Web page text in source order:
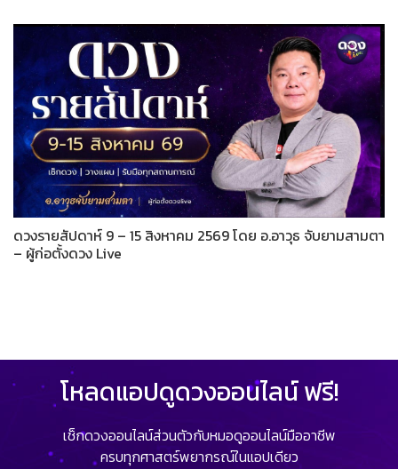
ดวงรายสัปดาห์ 9 – 15 สิงหาคม 2569 โดย อ.อาวุธ จับยามสามตา
– ผู้ก่อตั้งดวง Live
โหลดแอปดูดวงออนไลน์ ฟรี!
เช็กดวงออนไลน์ส่วนตัวกับหมอดูออนไลน์มืออาชีพ
ครบทุกศาสตร์พยากรณ์ในแอปเดียว